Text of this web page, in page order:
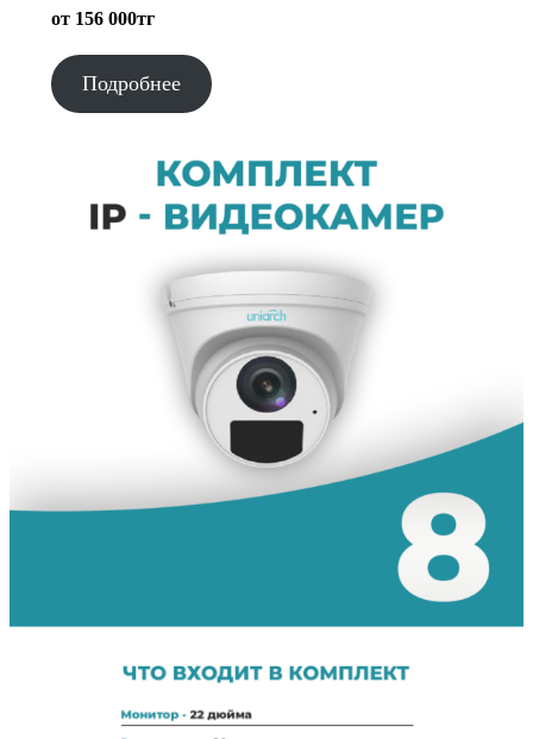
от 156 000тг
Подробнее